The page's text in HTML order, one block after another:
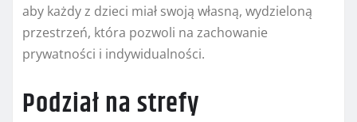
aby każdy z dzieci miał swoją własną, wydzieloną
przestrzeń, która pozwoli na zachowanie
prywatności i indywidualności.
Podział na strefy